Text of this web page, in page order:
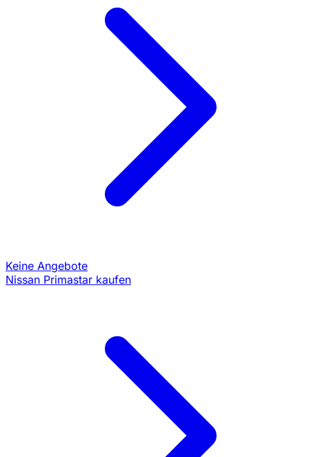
Keine Angebote
Nissan Primastar kaufen